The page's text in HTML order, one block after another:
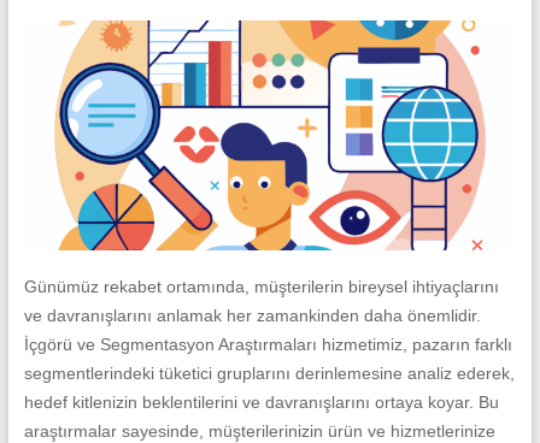
Günümüz rekabet ortamında, müşterilerin bireysel ihtiyaçlarını
ve davranışlarını anlamak her zamankinden daha önemlidir.
İçgörü ve Segmentasyon Araştırmaları hizmetimiz, pazarın farklı
segmentlerindeki tüketici gruplarını derinlemesine analiz ederek,
hedef kitlenizin beklentilerini ve davranışlarını ortaya koyar. Bu
araştırmalar sayesinde, müşterilerinizin ürün ve hizmetlerinize